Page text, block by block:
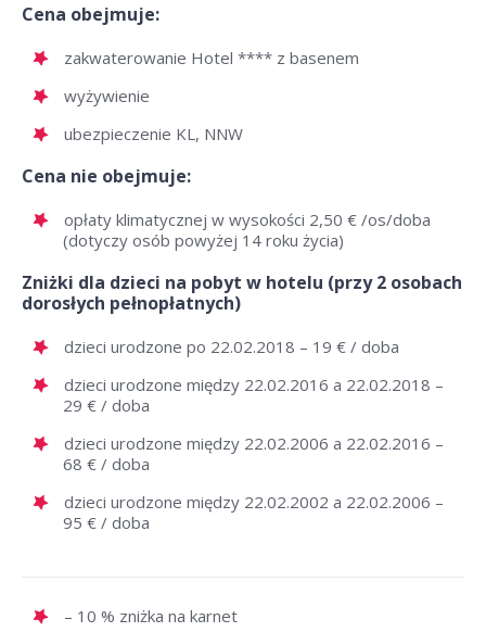
Cena obejmuje:
zakwaterowanie Hotel **** z basenem
wyżywienie
ubezpieczenie KL, NNW
Cena nie obejmuje:
opłaty klimatycznej w wysokości 2,50 € /os/doba
(dotyczy osób powyżej 14 roku życia)
Zniżki dla dzieci na pobyt w hotelu (przy 2 osobach
dorosłych pełnopłatnych)
dzieci urodzone po 22.02.2018 – 19 € / doba
dzieci urodzone między 22.02.2016 a 22.02.2018 –
29 € / doba
dzieci urodzone między 22.02.2006 a 22.02.2016 –
68 € / doba
dzieci urodzone między 22.02.2002 a 22.02.2006 –
95 € / doba
– 10 % zniżka na karnet